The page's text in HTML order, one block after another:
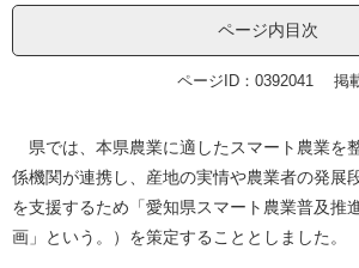
ページ内目次
ページID：0392041 掲
県では、本県農業に適したスマート農業を
係機関が連携し、産地の実情や農業者の発展
を支援するため「愛知県スマート農業普及推
画」という。）を策定することとしました。